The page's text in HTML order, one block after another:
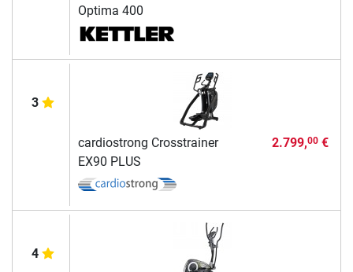
Optima 400
3
cardiostrong Crosstrainer
EX90 PLUS
2.799,00€
4